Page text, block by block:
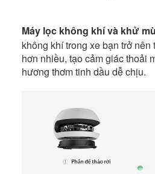
Máy lọc không khí và khử
không khí trong xe bạn trở
hơn nhiều, tạo cảm giác thoải
hương thơm tinh dầu dễ chịu.